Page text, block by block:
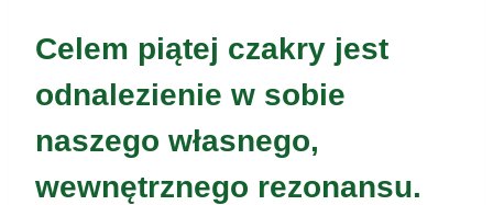
Celem piątej czakry jest
odnalezienie w sobie
naszego własnego,
wewnętrznego rezonansu.